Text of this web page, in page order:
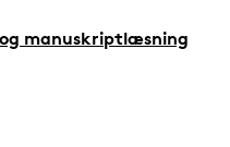
manuskriptlæsning